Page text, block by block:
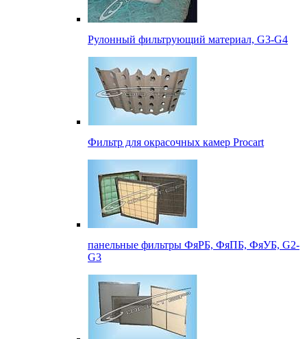
Рулонный фильтрующий материал, G3-G4
Фильтр для окрасочных камер Procart
панельные фильтры ФяРБ, ФяПБ, ФяУБ, G2-
G3